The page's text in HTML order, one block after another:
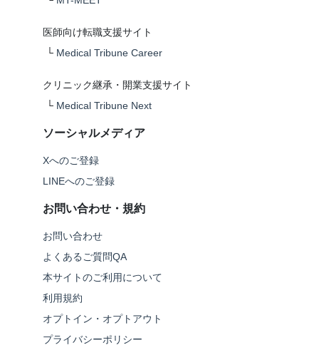
医師向け転職支援サイト
└ Medical Tribune Career
クリニック継承・開業支援サイト
└ Medical Tribune Next
ソーシャルメディア
Xへのご登録
LINEへのご登録
お問い合わせ・規約
お問い合わせ
よくあるご質問QA
本サイトのご利用について
利用規約
オプトイン・オプトアウト
プライバシーポリシー